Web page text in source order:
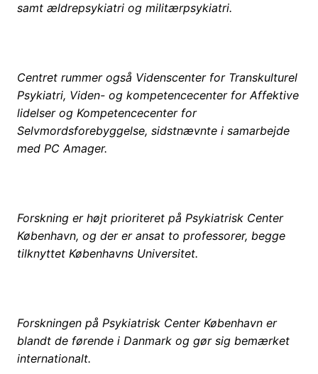
samt ældrepsykiatri og militærpsykiatri.
Centret rummer også Videnscenter for Transkulturel
Psykiatri, Viden- og kompetencecenter for Affektive
lidelser og Kompetencecenter for
Selvmordsforebyggelse, sidstnævnte i samarbejde
med PC Amager.
Forskning er højt prioriteret på Psykiatrisk Center
København, og der er ansat to professorer, begge
tilknyttet Københavns Universitet.
Forskningen på Psykiatrisk Center København er
blandt de førende i Danmark og gør sig bemærket
internationalt.